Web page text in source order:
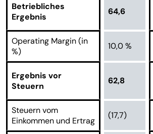
Betriebliches
Ergebnis
64,6
Operating Margin (in
%)
10,0 %
Ergebnis vor
Steuern
62,8
Steuern vom
Einkommen und Ertrag
(17,7)